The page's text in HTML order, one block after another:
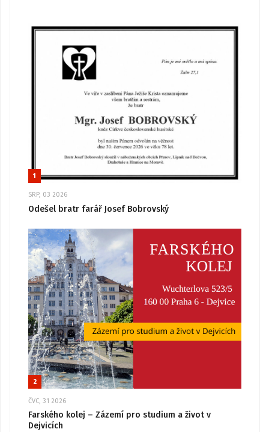
1
SRP, 03 2026
Odešel bratr farář Josef Bobrovský
2
ČVC, 31 2026
Farského kolej – Zázemí pro studium a život v
Dejvicích